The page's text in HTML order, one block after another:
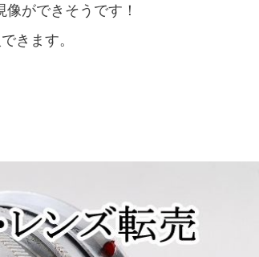
ができそうです！
きます。